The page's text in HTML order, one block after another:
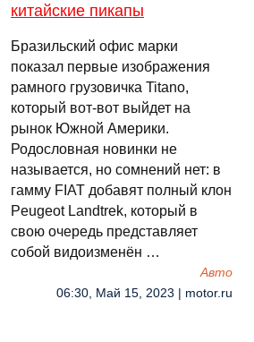
китайские пикапы
Бразильский офис марки
показал первые изображения
рамного грузовичка Titano,
который вот-вот выйдет на
рынок Южной Америки.
Родословная новинки не
называется, но сомнений нет: в
гамму FIAT добавят полный клон
Peugeot Landtrek, который в
свою очередь представляет
собой видоизменён …
Авто
06:30, Май 15, 2023 | motor.ru